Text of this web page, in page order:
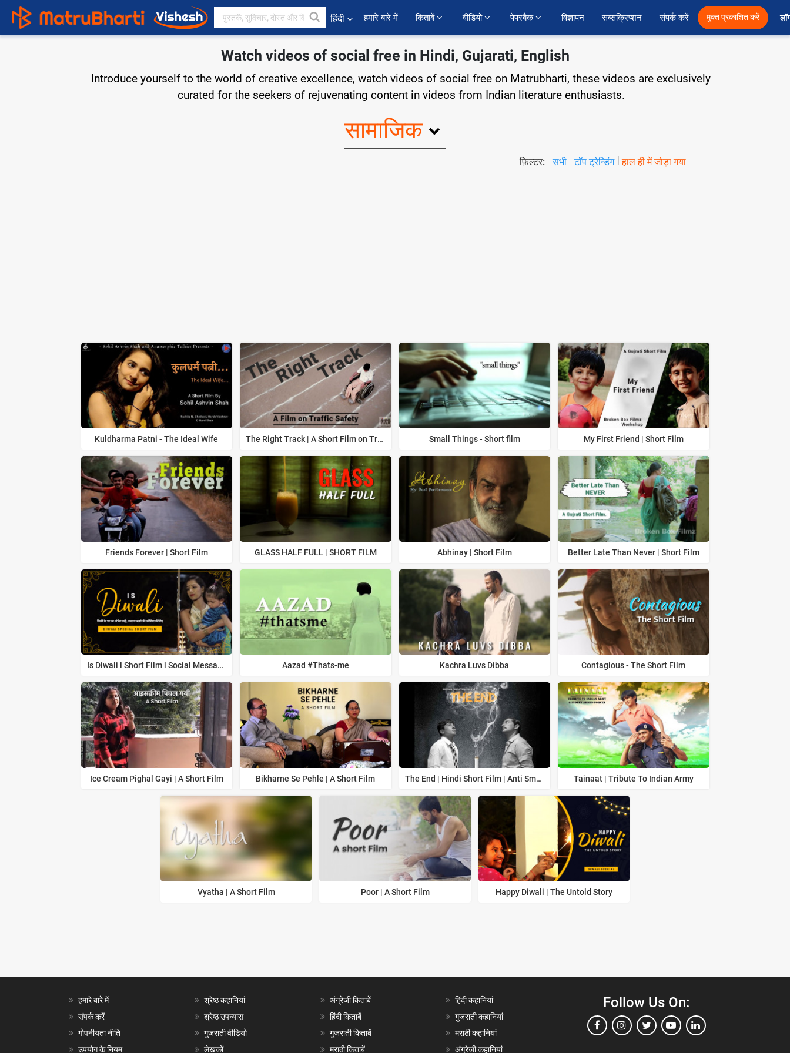
हिंदी हमारे बारे में किताबें वीडियो पेपरबैक विज्ञापन सब्सक्रिप्शन संपर्क करें मुक्त प्रकाशित करें
Watch videos of social free in Hindi, Gujarati, English
Introduce yourself to the world of creative excellence, watch videos of social free on Matrubharti, these videos are exclusively
curated for the seekers of rejuvenating content in videos from Indian literature enthusiasts.
सामाजिक
फ़िल्टर: सभी टॉप ट्रेन्डिंग हाल ही में जोड़ा गया
Kuldharma Patni - The Ideal Wife The Right Track | A Short Film on Traffic Safety Small Things - Short film My First Friend | Short Film
Friends Forever | Short Film GLASS HALF FULL | SHORT FILM Abhinay | Short Film Better Late Than Never | Short Film
Is Diwali l Short Film l Social Message Aazad #Thats-me Kachra Luvs Dibba Contagious - The Short Film
Ice Cream Pighal Gayi | A Short Film Bikharne Se Pehle | A Short Film The End | Hindi Short Film | Anti Smoking Tainaat | Tribute To Indian Army
Vyatha | A Short Film Poor | A Short Film Happy Diwali | The Untold Story
हमारे बारे में
संपर्क करें
गोपनीयता नीति
उपयोग के नियम
श्रेष्ठ कहानियां
श्रेष्ठ उपन्यास
गुजराती वीडियो
लेखकों
अंग्रेजी किताबें
हिंदी किताबें
गुजराती किताबें
मराठी किताबें
हिंदी कहानियां
गुजराती कहानियां
मराठी कहानियां
अंग्रेजी कहानियां
Follow Us On: